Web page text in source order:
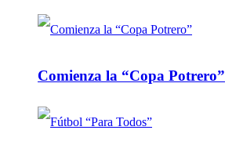
Comienza la “Copa Potrero”